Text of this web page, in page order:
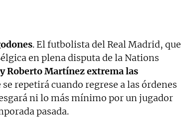
. El futbolista del Real Madrid, que
en plena disputa de la Nations
Roberto Martínez extrema las
se repetirá cuando regrese a las órdenes
ni lo más mínimo por un jugador
pasada.